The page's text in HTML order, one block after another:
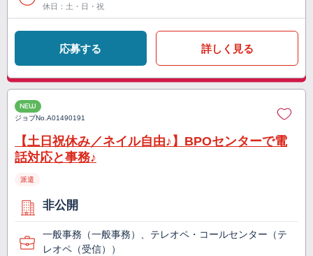
休日：土・日・祝
応募する 詳しく見る
NEW
ジョブNo.A01490191
【土日祝休み／ネイル自由♪】BPOセンターで電
話対応と事務♪
派遣
非公開
一般事務（一般事務）、テレオペ・コールセンター（テ
レオペ（受信））